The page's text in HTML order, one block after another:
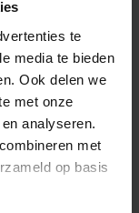
te
media te bieden
Ook delen we
met onze
analyseren.
met
op basis